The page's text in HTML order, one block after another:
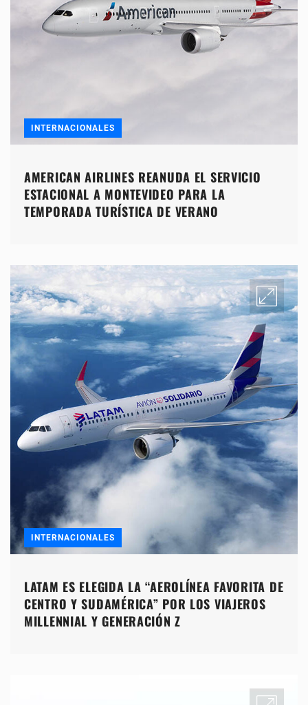
INTERNACIONALES
AMERICAN AIRLINES REANUDA EL SERVICIO
ESTACIONAL A MONTEVIDEO PARA LA
TEMPORADA TURÍSTICA DE VERANO
INTERNACIONALES
LATAM ES ELEGIDA LA “AEROLÍNEA FAVORITA DE
CENTRO Y SUDAMÉRICA” POR LOS VIAJEROS
MILLENNIAL Y GENERACIÓN Z